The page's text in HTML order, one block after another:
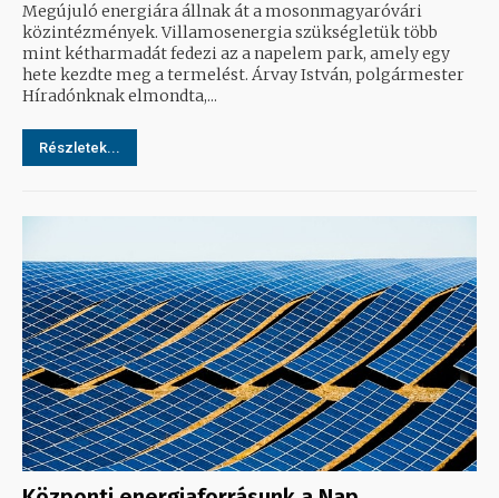
Megújuló energiára állnak át a mosonmagyaróvári
közintézmények. Villamosenergia szükségletük több
mint kétharmadát fedezi az a napelem park, amely egy
hete kezdte meg a termelést. Árvay István, polgármester
Híradónknak elmondta,...
Részletek...